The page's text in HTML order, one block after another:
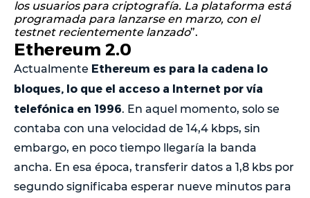
los usuarios para criptografía. La plataforma está
programada para lanzarse en marzo, con el
testnet recientemente lanzado”.
Ethereum 2.0
Actualmente Ethereum es para la cadena lo
bloques, lo que el acceso a Internet por vía
telefónica en 1996. En aquel momento, solo se
contaba con una velocidad de 14,4 kbps, sin
embargo, en poco tiempo llegaría la banda
ancha. En esa época, transferir datos a 1,8 kbs por
segundo significaba esperar nueve minutos para